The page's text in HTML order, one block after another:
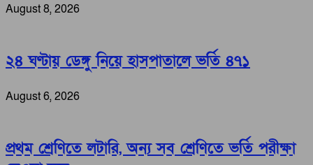
August 8, 2026
২৪ ঘণ্টায় ডেঙ্গু নিয়ে হাসপাতালে ভর্তি ৪৭১
August 6, 2026
প্রথম শ্রেণিতে লটারি, অন্য সব শ্রেণিতে ভর্তি পরীক্ষা